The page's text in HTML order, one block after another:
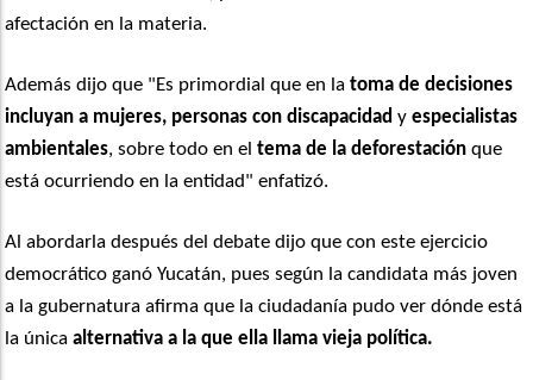
afectación en la materia.
Además dijo que "Es primordial que en latoma de decisiones
incluyan a mujeres, personas con discapacidad yespecialistas
ambientales, sobre todo en eltema de la deforestación que
está ocurriendo en la entidad" enfatizó.
Al abordarla después del debate dijo que con este ejercicio
democrático ganó Yucatán, pues según la candidata más joven
a la gubernatura afirma que la ciudadanía pudo ver dónde está
la única alternativa a la que ella llama vieja política.